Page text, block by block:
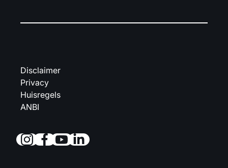
Disclaimer
Privacy
Huisregels
ANBI